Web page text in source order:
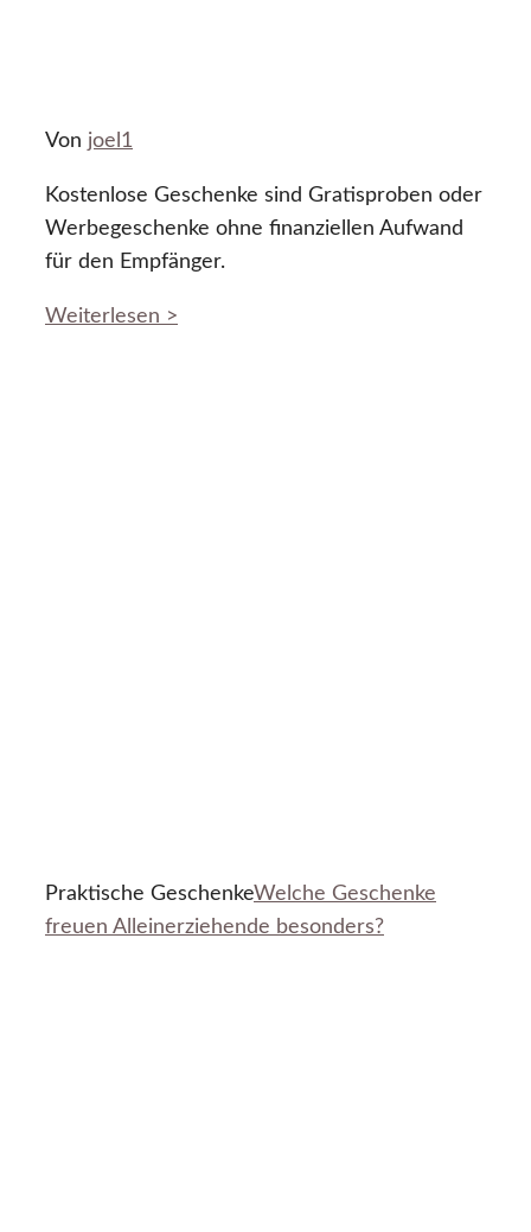
Von joel1
Kostenlose Geschenke sind Gratisproben oder
Werbegeschenke ohne finanziellen Aufwand
für den Empfänger.
Weiterlesen >
Praktische GeschenkeWelche Geschenke
freuen Alleinerziehende besonders?